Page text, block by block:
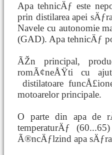
Apa tehnicÄƒ este
prin distilarea apei
Navele cu autonomie
(GAD). Apa tehnicÄƒ
ÃŽn principal,
romÃ¢neÅŸti cu
distilatoare
motoarelor principale.
O parte din apa de
temperaturÄƒ
Ã®ncÄƒlzind apa